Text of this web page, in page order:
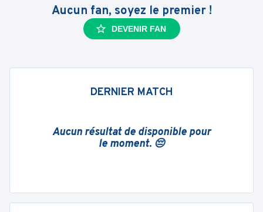
Aucun fan, soyez le premier !
DEVENIR FAN
DERNIER MATCH
Aucun résultat de disponible pour
le moment. 😔